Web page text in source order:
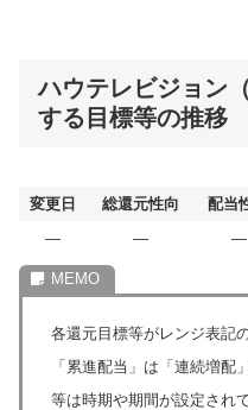
ハウテレビジョン
する目標等の推移
変更日 総還元性向 配当
―
― ―
各還元目標等がレンジ表記
「累進配当」は「連続増配
等は時期や期間が設定され